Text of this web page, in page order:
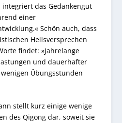
integriert das Gedankengut
einer
Schön auch, dass
Heilsversprechen
findet: »Jahrelange
und dauerhafter
Übungsstunden
stellt kurz einige wenige
des Qigong dar, soweit sie